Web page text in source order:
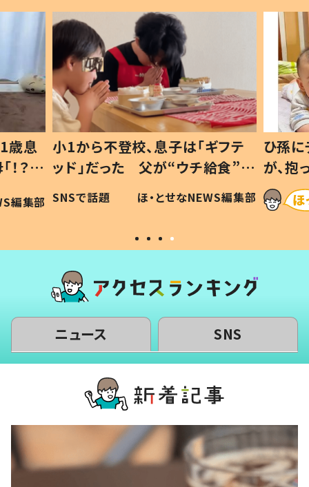
歳息
？」
編集部
小1から不登校、息子は「ギフテ
ッド」だった 父が“ウチ給食”を
作り続ける理由とは #令和の親
#令和の子
SNSで話題 ほ・とせなNEWS編集部
ひ孫
が、
「涙が
い」
ニュース SNS